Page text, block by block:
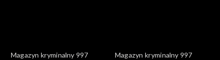
Magazyn kryminalny 997
Magazyn kryminalny 997